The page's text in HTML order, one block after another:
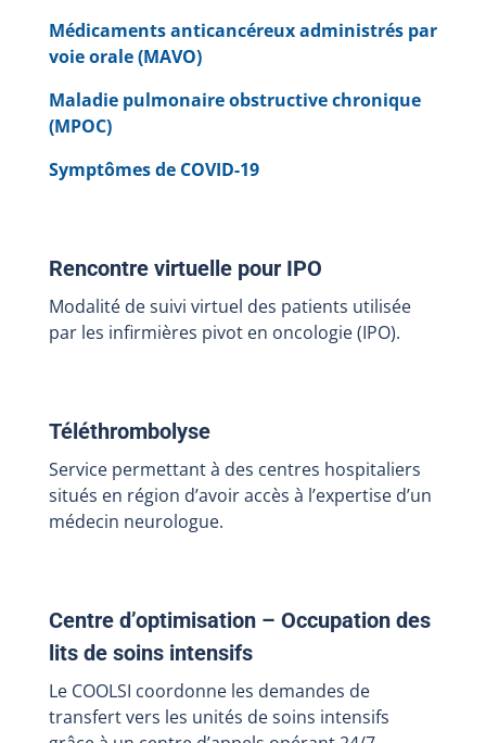
Médicaments anticancéreux administrés par
voie orale (MAVO)
Maladie pulmonaire obstructive chronique
(MPOC)
Symptômes de COVID-19
Rencontre virtuelle pour IPO
Modalité de suivi virtuel des patients utilisée
par les infirmières pivot en oncologie (IPO).
Téléthrombolyse
Service permettant à des centres hospitaliers
situés en région d’avoir accès à l’expertise d’un
médecin neurologue.
Centre d’optimisation – Occupation des
lits de soins intensifs
Le COOLSI coordonne les demandes de
transfert vers les unités de soins intensifs